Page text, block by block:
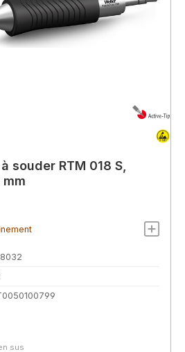
souder RTM 018 S,
sus